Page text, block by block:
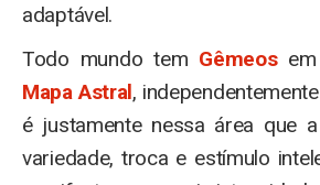
adaptável.
Todo mundo tem Gêmeosem
Mapa Astral,
é justamente nessa área que
variedade, troca e estímulo